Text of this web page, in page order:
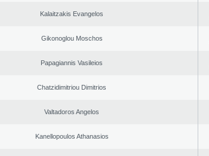
Kalaitzakis Evangelos
Gikonoglou Moschos
Papagiannis Vasileios
Chatzidimitriou Dimitrios
Valtadoros Angelos
Kanellopoulos Athanasios